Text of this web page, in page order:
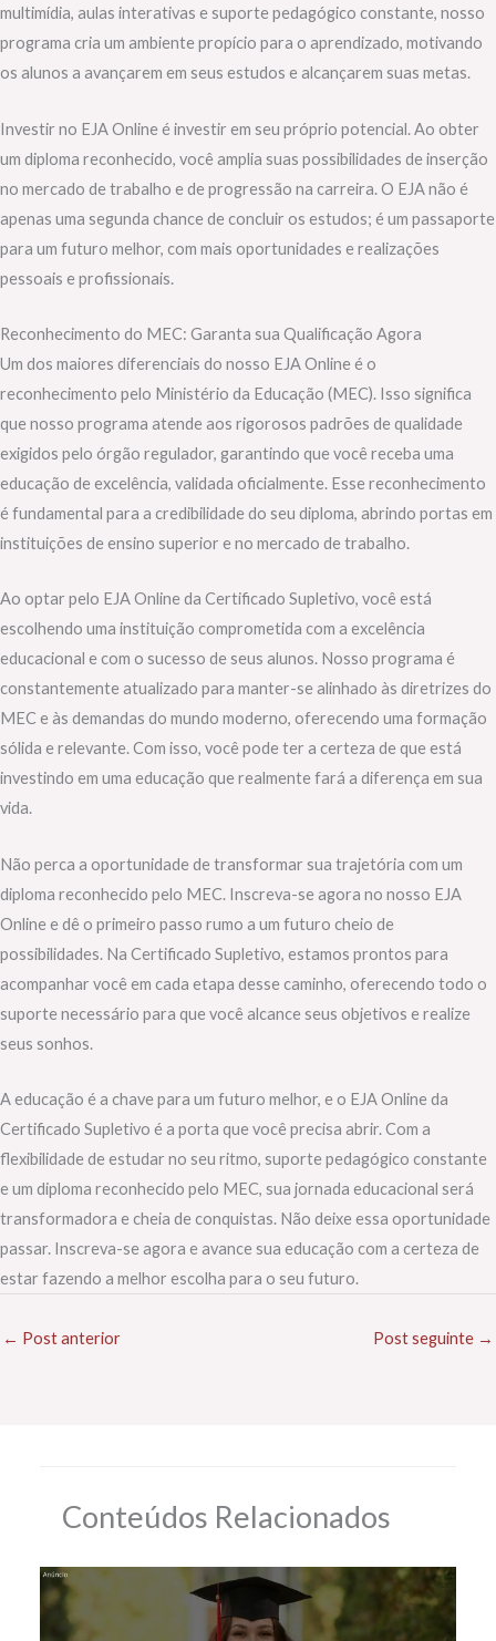
multimídia, aulas interativas e suporte pedagógico constante, nosso
programa cria um ambiente propício para o aprendizado, motivando
os alunos a avançarem em seus estudos e alcançarem suas metas.
Investir no EJA Online é investir em seu próprio potencial. Ao obter
um diploma reconhecido, você amplia suas possibilidades de inserção
no mercado de trabalho e de progressão na carreira. O EJA não é
apenas uma segunda chance de concluir os estudos; é um passaporte
para um futuro melhor, com mais oportunidades e realizações
pessoais e profissionais.
Reconhecimento do MEC: Garanta sua Qualificação Agora
Um dos maiores diferenciais do nosso EJA Online é o
reconhecimento pelo Ministério da Educação (MEC). Isso significa
que nosso programa atende aos rigorosos padrões de qualidade
exigidos pelo órgão regulador, garantindo que você receba uma
educação de excelência, validada oficialmente. Esse reconhecimento
é fundamental para a credibilidade do seu diploma, abrindo portas em
instituições de ensino superior e no mercado de trabalho.
Ao optar pelo EJA Online da Certificado Supletivo, você está
escolhendo uma instituição comprometida com a excelência
educacional e com o sucesso de seus alunos. Nosso programa é
constantemente atualizado para manter-se alinhado às diretrizes do
MEC e às demandas do mundo moderno, oferecendo uma formação
sólida e relevante. Com isso, você pode ter a certeza de que está
investindo em uma educação que realmente fará a diferença em sua
vida.
Não perca a oportunidade de transformar sua trajetória com um
diploma reconhecido pelo MEC. Inscreva-se agora no nosso EJA
Online e dê o primeiro passo rumo a um futuro cheio de
possibilidades. Na Certificado Supletivo, estamos prontos para
acompanhar você em cada etapa desse caminho, oferecendo todo o
suporte necessário para que você alcance seus objetivos e realize
seus sonhos.
A educação é a chave para um futuro melhor, e o EJA Online da
Certificado Supletivo é a porta que você precisa abrir. Com a
flexibilidade de estudar no seu ritmo, suporte pedagógico constante
e um diploma reconhecido pelo MEC, sua jornada educacional será
transformadora e cheia de conquistas. Não deixe essa oportunidade
passar. Inscreva-se agora e avance sua educação com a certeza de
estar fazendo a melhor escolha para o seu futuro.
← Post anterior Post seguinte →
Conteúdos Relacionados